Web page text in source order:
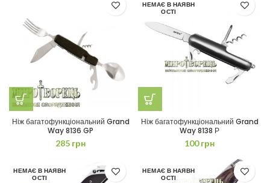
Ніж багатофункціональний Grand
Way 8136 GP
285 грн
НЕМАЄ В НАЯВН
ОСТІ
Ніж багатофункціональний Grand
Way 8138 Р
100грн
НЕМАЄ В НАЯВН
ОСТІ
НЕМАЄ В НАЯВН
ОСТІ